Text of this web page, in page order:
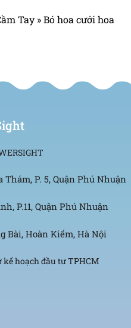
Tay »Bó hoa cưới hoa
Thám, P. 5, Quận Phú Nhuận
P.11, Quận Phú Nhuận
Bài, Hoàn Kiếm, Hà Nội
kế hoạch đầu tư TPHCM